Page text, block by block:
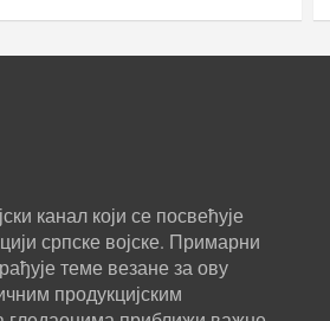
канал који се посвећује
српске војске. Примарни
теме везане за ову
продукцијским